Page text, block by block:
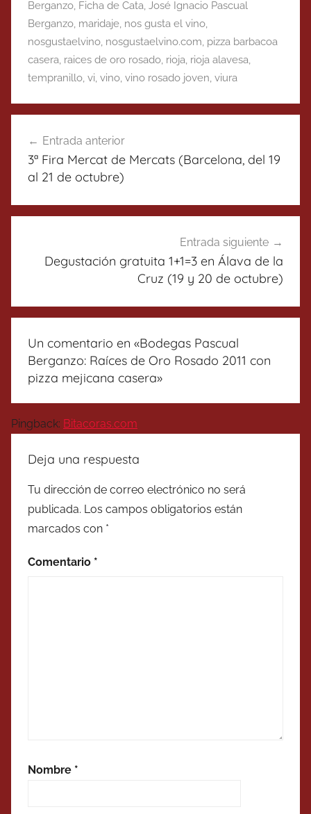
Berganzo, Ficha de Cata, José Ignacio Pascual
Berganzo, maridaje, nos gusta el vino,
nosgustaelvino, nosgustaelvino.com, pizza barbacoa
casera, raices de oro rosado, rioja, rioja alavesa,
tempranillo, vi, vino, vino rosado joven, viura
de
entradas
Entrada anterior
3ª Fira Mercat de Mercats (Barcelona, del 19
al 21 de octubre)
Entrada siguiente
Degustación gratuita 1+1=3 en Álava de la
Cruz (19 y 20 de octubre)
Un comentario en «Bodegas Pascual
Berganzo: Raíces de Oro Rosado 2011 con
pizza mejicana casera»
Pingback: Bitacoras.com
Deja una respuesta
Tu dirección de correo electrónico no será
publicada. Los campos obligatorios están
marcados con *
Comentario *
Nombre *